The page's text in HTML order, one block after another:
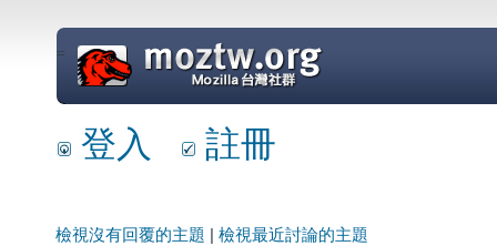
=
登入 註冊
檢視沒有回覆的主題 檢視最近討論的主題